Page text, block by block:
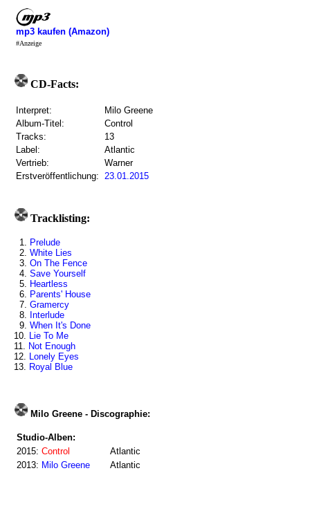
mp3 kaufen (Amazon)
#Anzeige
CD-Facts:
Interpret:
Milo Greene
Album-Titel:
Control
Tracks:
13
Label:
Atlantic
Vertrieb:
Warner
Erstveröffentlichung: 23.01.2015
Tracklisting:
1. Prelude
2. White Lies
3. On The Fence
4. Save Yourself
5. Heartless
6. Parents' House
7. Gramercy
8. Interlude
9. When It's Done
10. Lie To Me
11. Not Enough
12. Lonely Eyes
13. Royal Blue
Milo Greene - Discographie:
Studio-Alben:
2015: Control
Atlantic
2013: Milo Greene Atlantic